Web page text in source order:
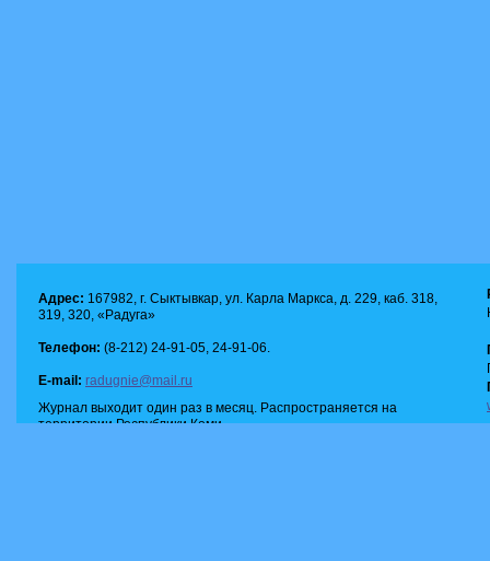
Адрес: 167982, г. Сыктывкар, ул. Карла Маркса, д. 229, каб. 318,
319, 320, «Радуга»
Телефон: (8-212) 24-91-05, 24-91-06.
E-mail: radugnie@mail.ru
Журнал выходит один раз в месяц. Распространяется на
территории Республики Коми.